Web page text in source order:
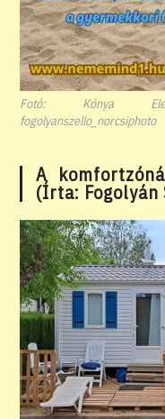
Fotó: Kónya
fogolyanszello_norcsiphoto
A
(Írta: Fogolyán